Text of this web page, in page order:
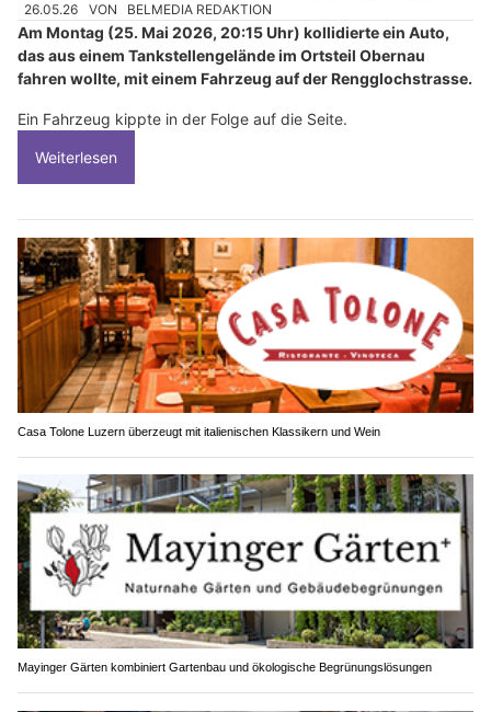
26.05.26 VON BELMEDIA REDAKTION
Am Montag (25. Mai 2026, 20:15 Uhr) kollidierte ein Auto,
das aus einem Tankstellengelände im Ortsteil Obernau
fahren wollte, mit einem Fahrzeug auf der Rengglochstrasse.
Ein Fahrzeug kippte in der Folge auf die Seite.
Weiterlesen
Casa Tolone Luzern überzeugt mit italienischen Klassikern und Wein
Mayinger Gärten kombiniert Gartenbau und ökologische Begrünungslösungen